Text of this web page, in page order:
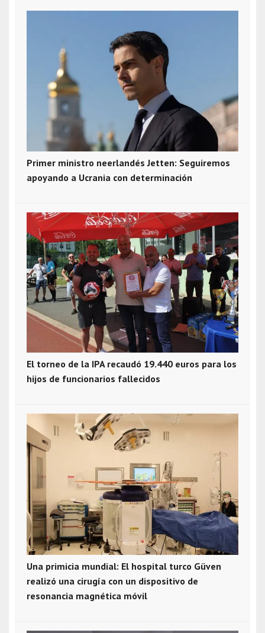
Primer ministro neerlandés Jetten: Seguiremos
apoyando a Ucrania con determinación
El torneo de la IPA recaudó 19.440 euros para los
hijos de funcionarios fallecidos
Una primicia mundial: El hospital turco Güven
realizó una cirugía con un dispositivo de
resonancia magnética móvil